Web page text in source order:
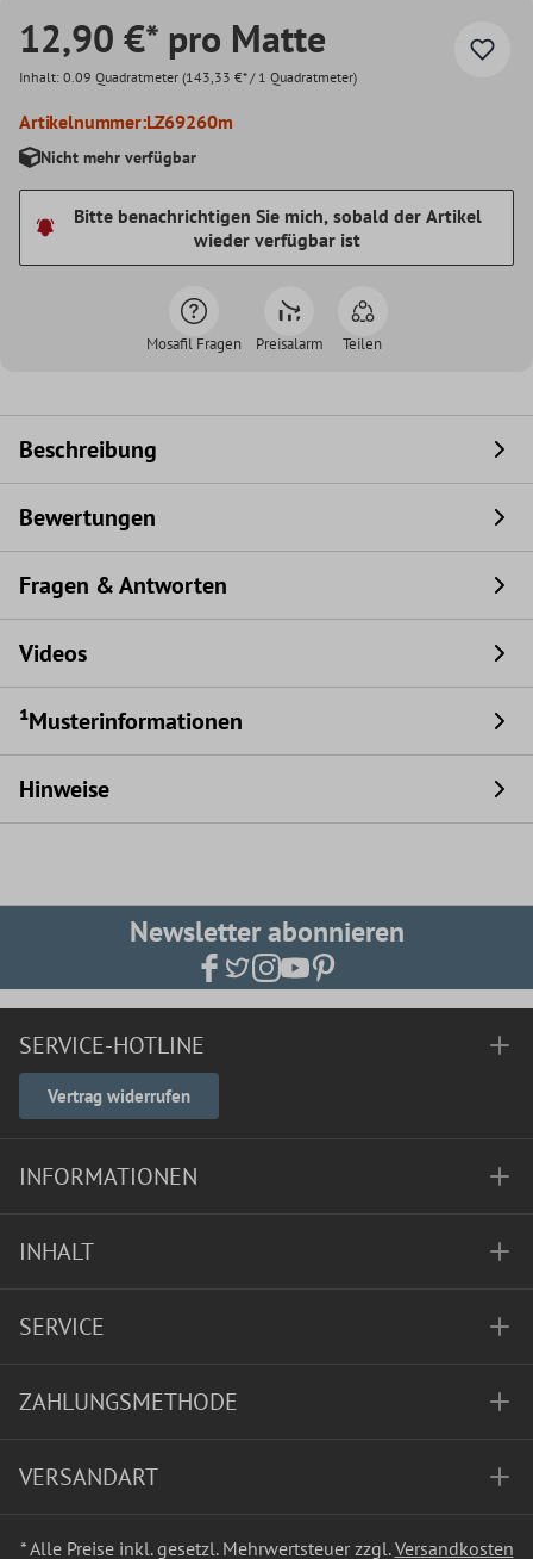
12,90 €* pro Matte
Inhalt: 0.09 Quadratmeter (143,33 €* / 1 Quadratmeter)
Artikelnummer:LZ69260m
Nicht mehr verfügbar
Bitte benachrichtigen Sie mich, sobald der Artikel
wieder verfügbar ist
Mosafil Fragen Preisalarm Teilen
Beschreibung
Bewertungen
Fragen & Antworten
Videos
¹Musterinformationen
Hinweise
Newsletter abonnieren
SERVICE-HOTLINE
Vertrag widerrufen
INFORMATIONEN
INHALT
SERVICE
ZAHLUNGSMETHODE
VERSANDART
* Alle Preise inkl. gesetzl. Mehrwertsteuer zzgl.Versandkosten